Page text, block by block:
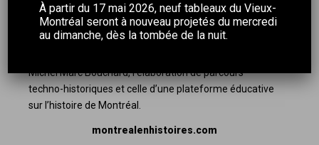
de célébrer l’histoire de la métropole.L’action de
Montréal en Histoiresse décline selon trois axes : la
production deCité Mémoire, une œuvre d’envergure de
Michel Marc Bouchard, l’élaboration de parcours
techno-historiques et celle d’une plateforme éducative
sur l’histoire de Montréal.
montrealenhistoires.com
À partir du 17 mai 2026, neuf tableaux du Vieux-
Montréal seront à nouveau projetés du mercredi
au dimanche, dès la tombée de la nuit.